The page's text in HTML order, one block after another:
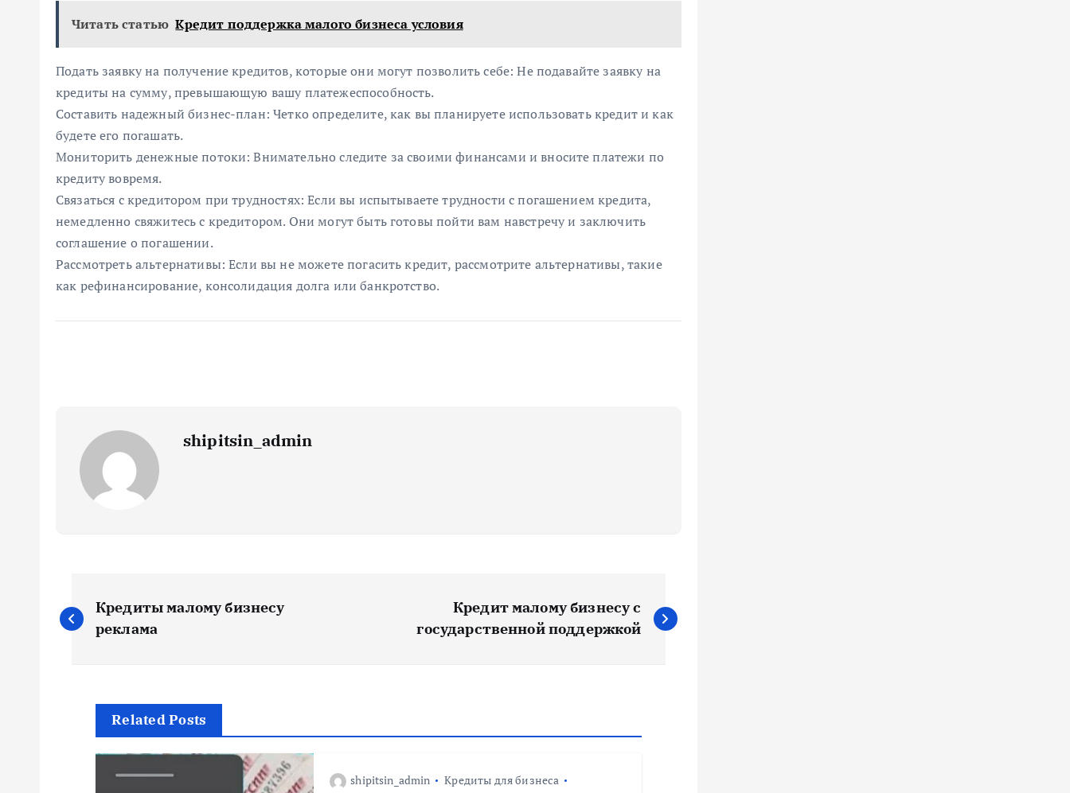
Читать статью Кредит поддержка малого бизнеса условия
Подать заявку на получение кредитов, которые они могут позволить себе: Не подавайте заявку на
кредиты на сумму, превышающую вашу платежеспособность.
Составить надежный бизнес-план: Четко определите, как вы планируете использовать кредит и как
будете его погашать.
Мониторить денежные потоки: Внимательно следите за своими финансами и вносите платежи по
кредиту вовремя.
Связаться с кредитором при трудностях: Если вы испытываете трудности с погашением кредита,
немедленно свяжитесь с кредитором. Они могут быть готовы пойти вам навстречу и заключить
соглашение о погашении.
Рассмотреть альтернативы: Если вы не можете погасить кредит, рассмотрите альтернативы, такие
как рефинансирование, консолидация долга или банкротство.
shipitsin_admin
Н
а
Кредиты малому бизнесу
реклама
Кредит малому бизнесу с
государственной поддержкой
Related Posts
shipitsin_admin
Кредиты для бизнеса